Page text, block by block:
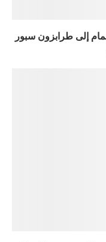
إلى طرابزون سبور